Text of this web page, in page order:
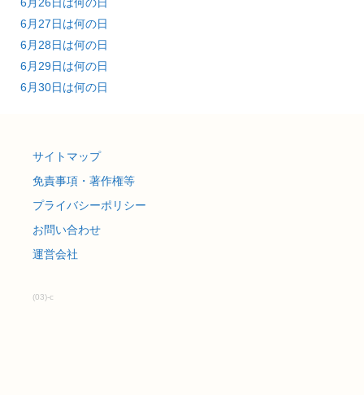
6月27日は何の日
6月28日は何の日
6月29日は何の日
6月30日は何の日
サイトマップ
免責事項・著作権等
プライバシーポリシー
お問い合わせ
運営会社
(03)-c